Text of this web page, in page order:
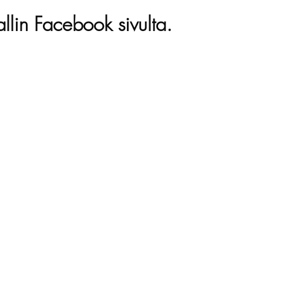
Facebook sivulta.